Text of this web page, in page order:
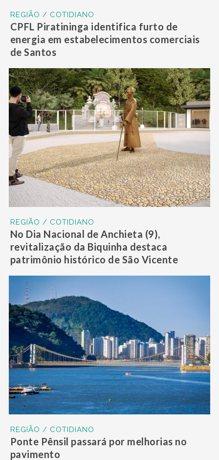
REGIÃO / COTIDIANO
CPFL Piratininga identifica furto de
energia em estabelecimentos comerciais
de Santos
REGIÃO / COTIDIANO
No Dia Nacional de Anchieta (9),
revitalização da Biquinha destaca
patrimônio histórico de São Vicente
REGIÃO / COTIDIANO
Ponte Pênsil passará por melhorias no
pavimento